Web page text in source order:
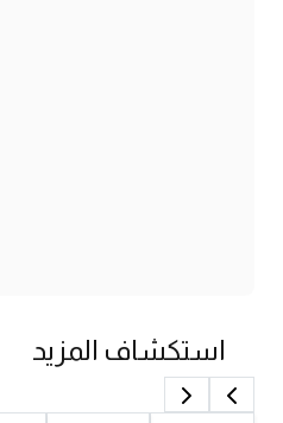
استكشاف المزيد